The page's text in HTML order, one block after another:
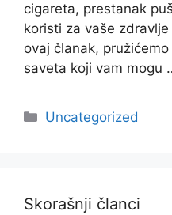
cigareta, prestanak
koristi za vaše
ovaj članak,
saveta koji vam mogu
Categories
Uncategorized
Skorašnji članci